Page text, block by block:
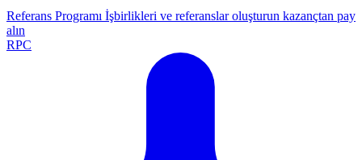
Referans Programı İşbirlikleri ve referanslar oluşturun kazançtan pay
alın
RPC